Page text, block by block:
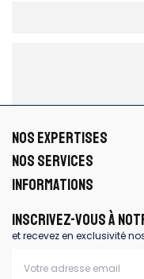
NOS EXPERTISES
NOS SERVICES
INFORMATIONS
INSCRIVEZ-VOUS À
et recevez en exclusivité